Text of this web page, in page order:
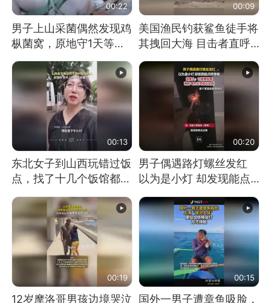
00:22
男子上山采菌偶然发现鸡
枞菌窝，原地守1天等它
长大：挖了140多朵
00:09
美国渔民钓获鲨鱼徒手将
其拽回大海 目击者直呼
震惊 （视频来源：参考
消息）
00:13
东北女子到山西玩错过饭
点，找了十几个饭馆都没
开门：午休到几点
00:20
男子偶遇路灯螺丝发红
以为是小灯 却发现能点
燃香烟 当事人：已报警
处理
00:19
12岁摩洛哥男孩边境哭泣
00:15
国外一男子遭章鱼吸脸，